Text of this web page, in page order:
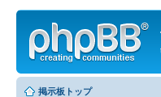
掲示板トップ